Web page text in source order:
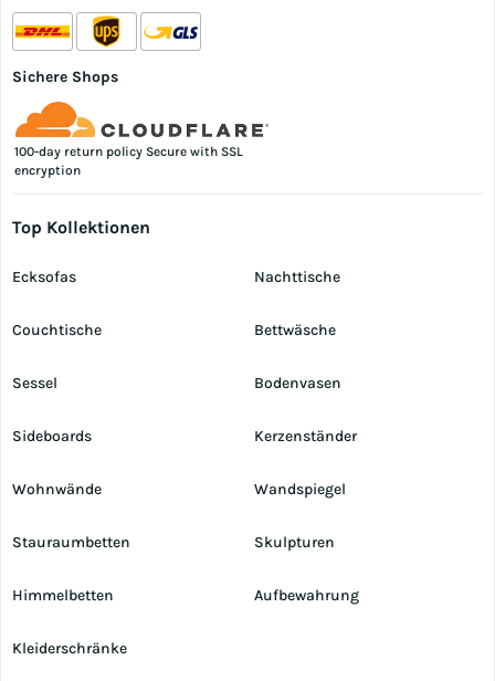
Sichere Shops
100-day return policy Secure with SSL
encryption
Top Kollektionen
Ecksofas
Couchtische
Sessel
Sideboards
Wohnwände
Stauraumbetten
Himmelbetten
Kleiderschränke
Nachttische
Bettwäsche
Bodenvasen
Kerzenständer
Wandspiegel
Skulpturen
Aufbewahrung